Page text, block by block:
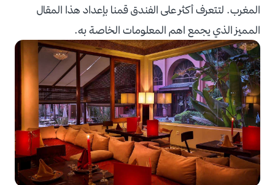
المغرب. لتتعرف أكثر على الفندق قمنا بإعداد هذا المقال
المميز الذي يجمع اهم المعلومات الخاصة به.